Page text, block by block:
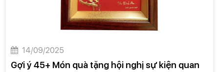
14/09/2025
Gợi ý 45+ Món quà tặng hội nghị sự kiện quan